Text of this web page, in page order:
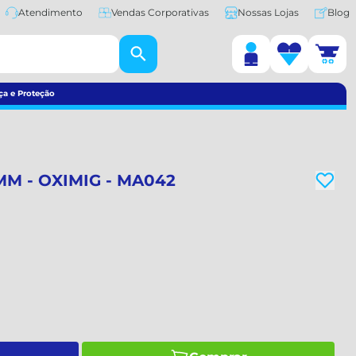
Atendimento Vendas Corporativas Nossas Lojas Blog
e Proteção
- OXIMIG - MA042